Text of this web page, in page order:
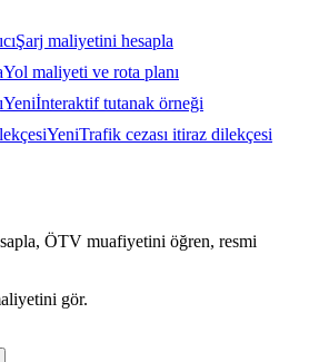
Şarj maliyetini hesapla
Yol maliyeti ve rota planı
Yeniİnteraktif tutanak örneği
YeniTrafik cezası itiraz dilekçesi
ÖTV muafiyetini öğren, resmi
gör.